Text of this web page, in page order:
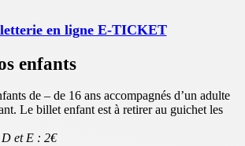
en ligne E-TICKET
enfants
de – de 16 ans accompagnés d’un adulte
Le billet enfant est à retirer au guichet les
D et E : 2€